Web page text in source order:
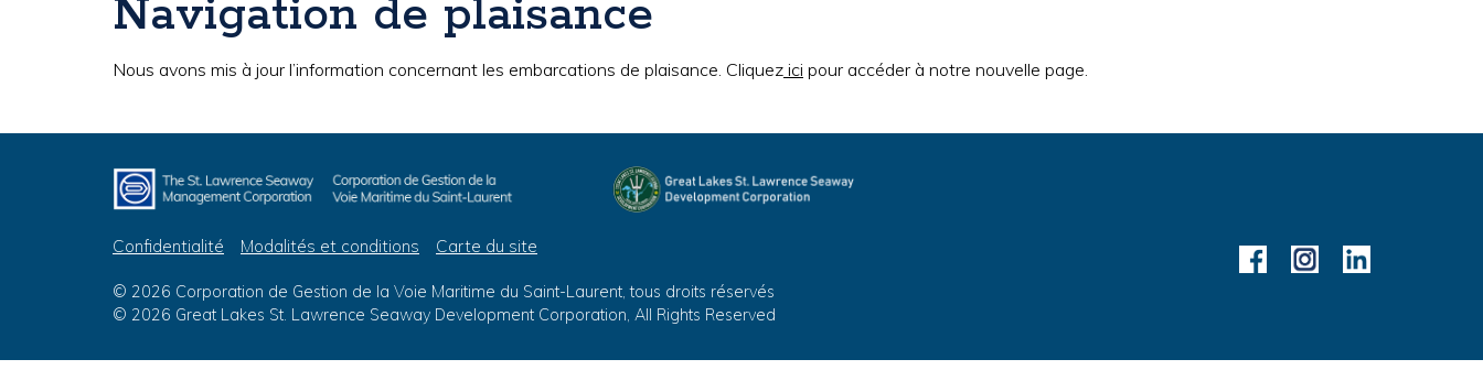
Navigation de plaisance
Nous avons mis à jour l’information concernant les embarcations de plaisance. Cliquez ici pour accéder à notre nouvelle page.
Confidentialité Modalités et conditions Carte du site
© 2026 Corporation de Gestion de la Voie Maritime du Saint-Laurent, tous droits réservés
© 2026 Great Lakes St. Lawrence Seaway Development Corporation, All Rights Reserved